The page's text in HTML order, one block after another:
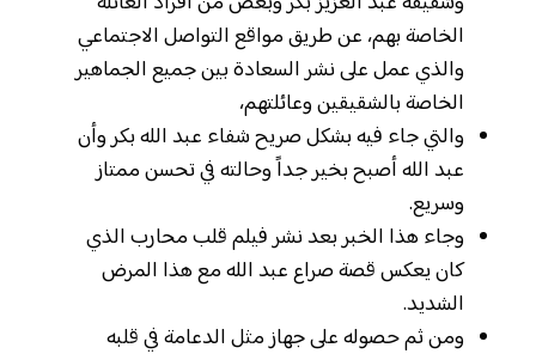
الخاصة بهم، عن طريق مواقع التواصل الاجتماعي
والذي عمل على نشر السعادة بين جميع الجماهير
الخاصة بالشقيقين وعائلتهم،
والتي جاء فيه بشكل صريح شفاء عبد الله بكر وأن
عبد الله أصبح بخير جداً وحالته في تحسن ممتاز
وسريع.
وجاء هذا الخبر بعد نشر فيلم قلب محارب الذي
كان يعكس قصة صراع عبد الله مع هذا المرض
الشديد.
ومن ثم حصوله على جهاز مثل الدعامة في قلبه